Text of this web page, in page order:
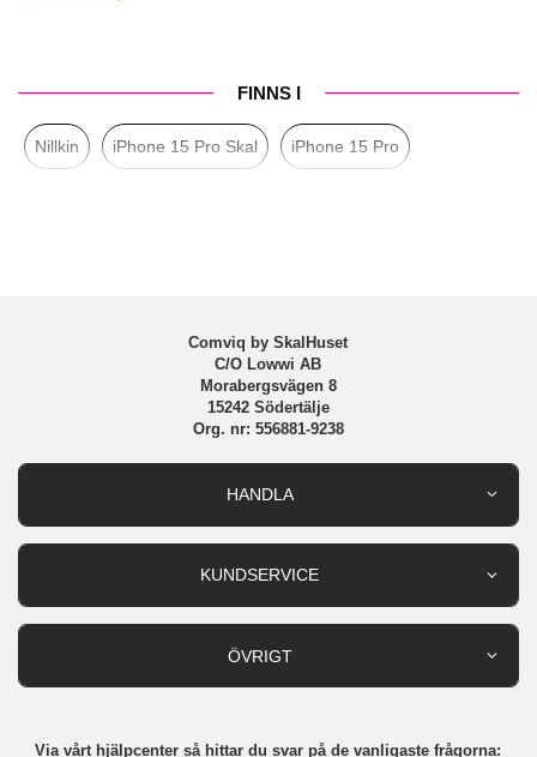
Trådlös laddning-kompatibel
Färg
FINNS I
Nillkin iPhone 15 Pro Skal iPhone 15 Pro
Comviq by SkalHuset
C/O Lowwi AB
Morabergsvägen 8
15242 Södertälje
Org. nr: 556881-9238
HANDLA
KUNDSERVICE
ÖVRIGT
Integritetspolicy
Via vårt hjälpcenter så hittar du svar på de vanligaste frågorna: